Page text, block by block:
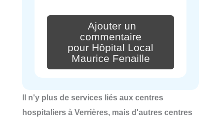
Ajouter un
commentaire
pour Hôpital Local
Maurice Fenaille
Il n'y plus de services liés aux centres
hospitaliers à Verrières, mais d'autres centres